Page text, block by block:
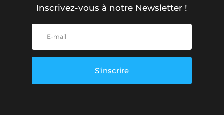
Inscrivez-vous à notre Newsletter !
S'inscrire